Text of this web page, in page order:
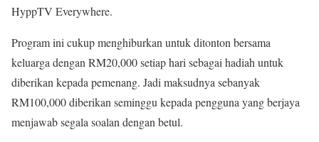
HyppTV Everywhere.
Program ini cukup menghiburkan untuk ditonton bersama
keluarga dengan RM20,000 setiap hari sebagai hadiah untuk
diberikan kepada pemenang. Jadi maksudnya sebanyak
RM100,000 diberikan seminggu kepada pengguna yang berjaya
menjawab segala soalan dengan betul.